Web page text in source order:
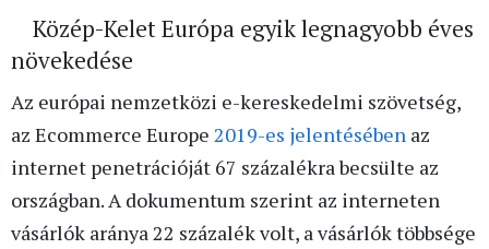
Közép-Kelet Európa egyik legnagyobb éves
növekedése
Az európai nemzetközi e-kereskedelmi szövetség,
az Ecommerce Europe 2019-es jelentésében az
internet penetrációját 67 százalékra becsülte az
országban. A dokumentum szerint az interneten
vásárlók aránya 22 százalék volt, a vásárlók többsége